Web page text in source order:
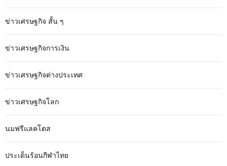
ข่าวเศรษฐกิจ สั้น ๆ
ข่าวเศรษฐกิจการเงิน
ข่าวเศรษฐกิจต่างประเทศ
ข่าวเศรษฐกิจโลก
นมฟรีแลคโตส
ประเด็นร้อนกีฬาไทย